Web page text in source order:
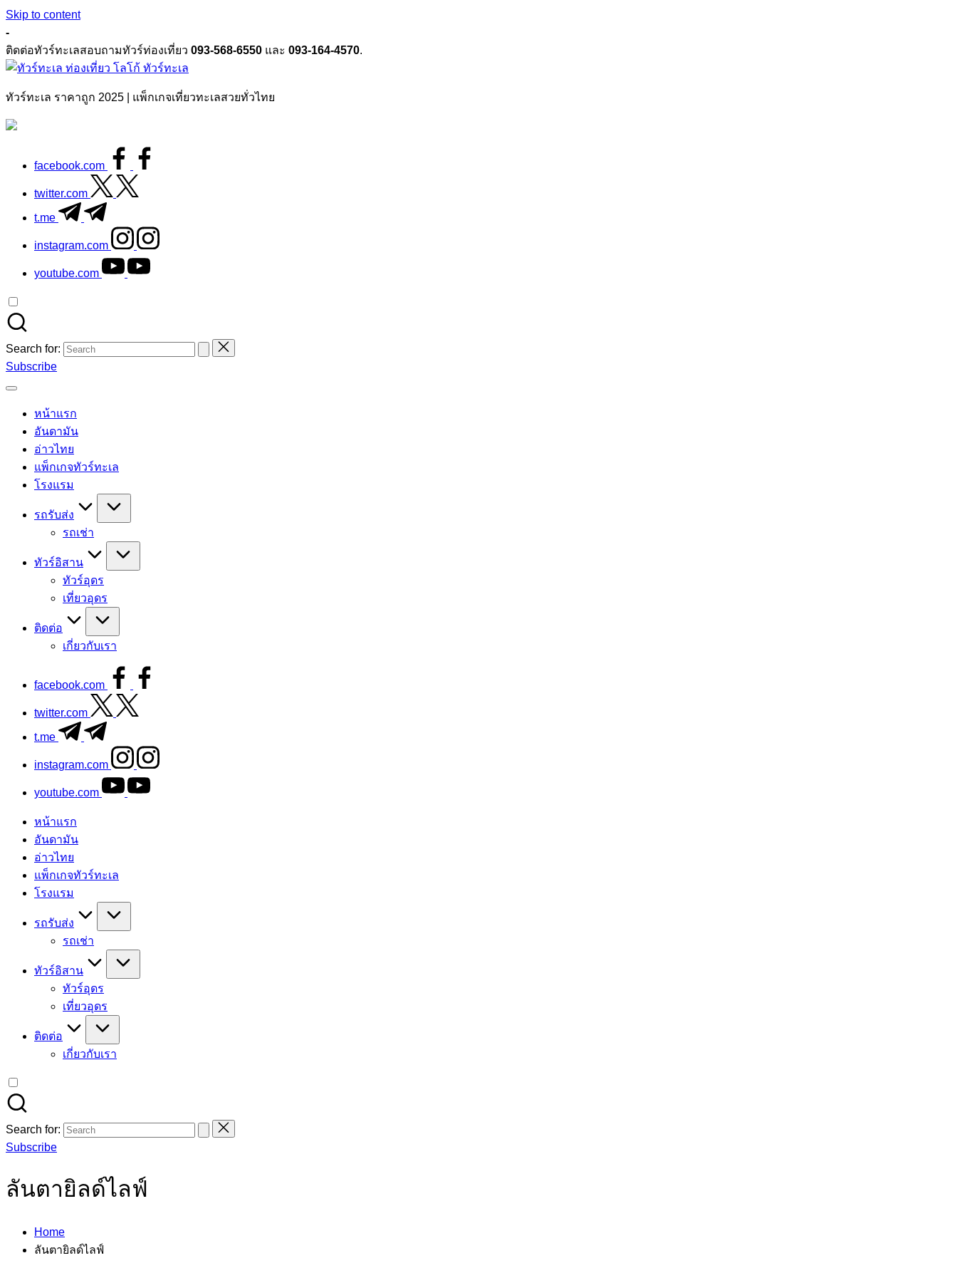
Skip to content
-
ติดต่อทัวร์ทะเลสอบถามทัวร์ท่องเที่ยว 093-568-6550 และ 093-164-4570.
ทัวร์ทะเล
ทัวร์ทะเล ราคาถูก 2025 | แพ็กเกจเที่ยวทะเลสวยทั่วไทย
facebook.com
twitter.com
t.me
instagram.com
youtube.com
Search for:
Subscribe
หน้าแรก
อันดามัน
อ่าวไทย
แพ็กเกจทัวร์ทะเล
โรงแรม
รถรับส่ง
รถเช่า
ทัวร์อิสาน
ทัวร์อุดร
เที่ยวอุดร
ติดต่อ
เกี่ยวกับเรา
facebook.com
twitter.com
t.me
instagram.com
youtube.com
หน้าแรก
อันดามัน
อ่าวไทย
แพ็กเกจทัวร์ทะเล
โรงแรม
รถรับส่ง
รถเช่า
ทัวร์อิสาน
ทัวร์อุดร
เที่ยวอุดร
ติดต่อ
เกี่ยวกับเรา
Search for:
Subscribe
ลันตายิลด์ไลฟ์
Home
ลันตายิลด์ไลฟ์